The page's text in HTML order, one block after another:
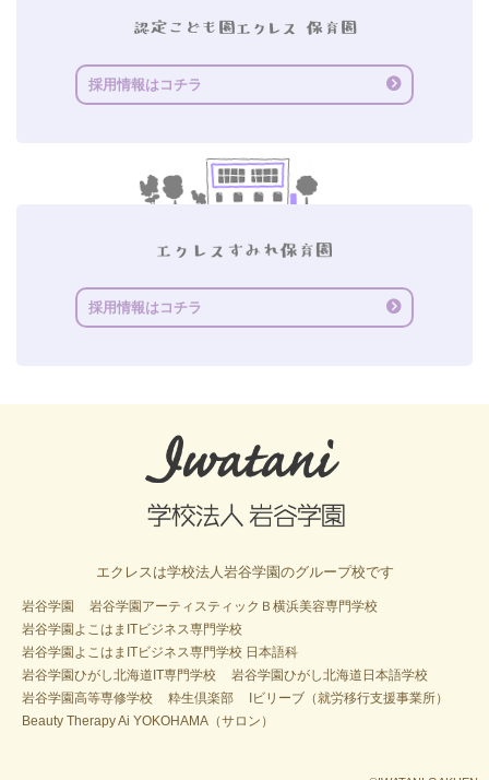
採用情報はコチラ
採用情報はコチラ
エクレスは学校法人岩谷学園のグループ校です
岩谷学園
岩谷学園アーティスティックＢ横浜美容専門学校
岩谷学園よこはまITビジネス専門学校
岩谷学園よこはまITビジネス専門学校 日本語科
岩谷学園ひがし北海道IT専門学校
岩谷学園ひがし北海道日本語学校
岩谷学園高等専修学校
粋生倶楽部
Iビリーブ（就労移行支援事業所）
Beauty Therapy Ai YOKOHAMA（サロン）